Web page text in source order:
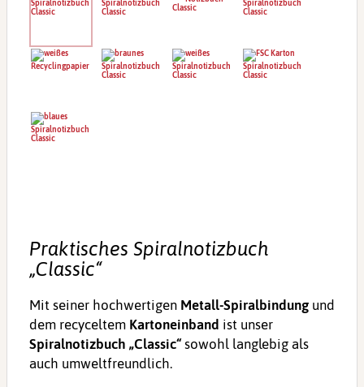
Praktisches Spiralnotizbuch
„Classic“
Mit seiner hochwertigen Metall-Spiralbindung und
dem recyceltem Kartoneinband ist unser
Spiralnotizbuch „Classic“ sowohl langlebig als
auch umweltfreundlich.